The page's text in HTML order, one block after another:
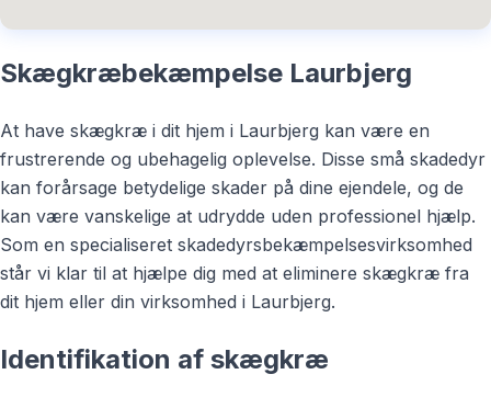
Skægkræbekæmpelse Laurbjerg
At have skægkræ i dit hjem i Laurbjerg kan være en
frustrerende og ubehagelig oplevelse. Disse små skadedyr
kan forårsage betydelige skader på dine ejendele, og de
kan være vanskelige at udrydde uden professionel hjælp.
Som en specialiseret skadedyrsbekæmpelsesvirksomhed
står vi klar til at hjælpe dig med at eliminere skægkræ fra
dit hjem eller din virksomhed i Laurbjerg.
Identifikation af skægkræ